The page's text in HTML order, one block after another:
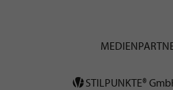
STILPUNKTE®